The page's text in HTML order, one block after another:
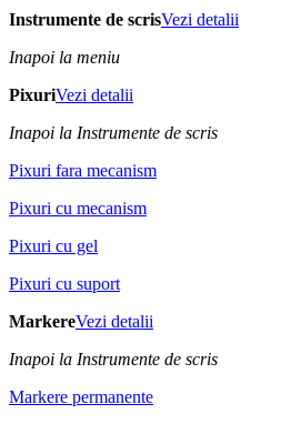
Instrumente de scrisVezi detalii
Inapoi la meniu
PixuriVezi detalii
Inapoi la Instrumente de scris
Pixuri fara mecanism
Pixuri cu mecanism
Pixuri cu gel
Pixuri cu suport
MarkereVezi detalii
Inapoi la Instrumente de scris
Markere permanente